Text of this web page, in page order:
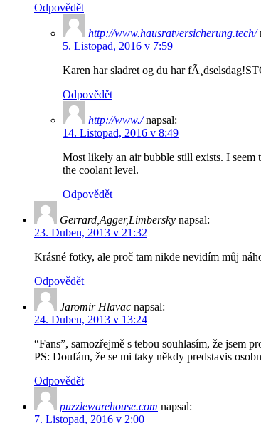
Odpovědět
http://www.hausratversicherung.tech/
5. Listopad, 2016 v 7:59
Karen har sladret og du har
Odpovědět
http://www./ napsal:
14. Listopad, 2016 v 8:49
Most likely an air bubble still exists. I seem
the coolant level.
Odpovědět
Gerrard,Agger,Limbersky napsal:
23. Duben, 2013 v 21:32
Krásné fotky, ale proč tam nikde nevidím můj
Odpovědět
Jaromir Hlavac napsal:
24. Duben, 2013 v 13:24
“Fans”, samozřejmě s tebou souhlasím, že jsem
PS: Doufám, že se mi taky někdy predstavis
Odpovědět
puzzlewarehouse.com napsal:
7. Listopad, 2016 v 2:00